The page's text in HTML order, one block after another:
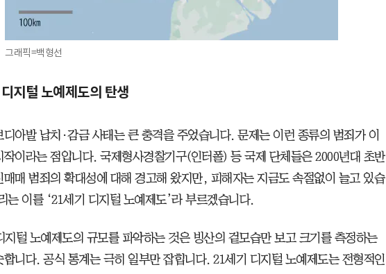
그래픽=백형선
지털 노예제도의 탄생
디아발 납치·감금 사태는 큰 충격을 주었습니다. 문제는 이런 종류의 범죄가 이
작이라는 점입니다. 국제형사경찰기구(인터폴) 등 국제 단체들은 2000년대 초반
매매 범죄의 확대성에 대해 경고해 왔지만, 피해자는 지금도 속절없이 늘고 있습
는 이를 ‘21세기 디지털 노예제도’라 부르겠습니다.
지털 노예제도의 규모를 파악하는 것은 빙산의 겉모습만 보고 크기를 측정하는
합니다. 공식 통계는 극히 일부만 잡힙니다. 21세기 디지털 노예제도는 전형적인